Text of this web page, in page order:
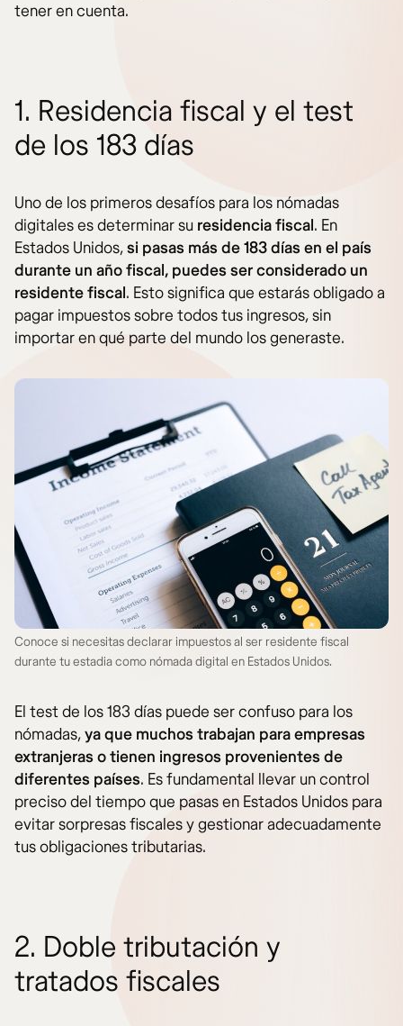
tener en cuenta.
1. Residencia fiscal y el test
de los 183 días
Uno de los primeros desafíos para los nómadas
digitales es determinar su residencia fiscal. En
Estados Unidos,si pasas más de 183 días en el país
durante un año fiscal, puedes ser considerado un
residente fiscal. Esto significa que estarás obligado a
pagar impuestos sobre todos tus ingresos, sin
importar en qué parte del mundo los generaste.
Conoce si necesitas declarar impuestos al ser residente fiscal
durante tu estadia como nómada digital en Estados Unidos.
El test de los 183 días puede ser confuso para los
nómadas,ya que muchos trabajan para empresas
extranjeras o tienen ingresos provenientes de
diferentes países. Es fundamental llevar un control
preciso del tiempo que pasas en Estados Unidos para
evitar sorpresas fiscales y gestionar adecuadamente
tus obligaciones tributarias.
2. Doble tributación y
tratados fiscales